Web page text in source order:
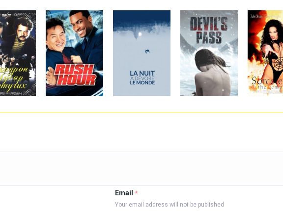
Email *
Your email address will not be published